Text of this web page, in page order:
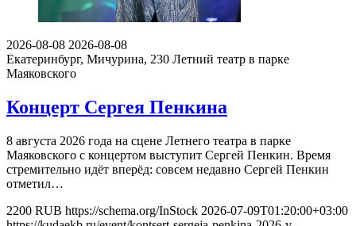
2026-08-08 2026-08-08
Екатеринбург, Мичурина, 230 Летний театр в парке
Маяковского
Концерт Сергея Пенкина
8 августа 2026 года на сцене Летнего театра в парке
Маяковского с концертом выступит Сергей Пенкин. Время
стремительно идёт вперёд: совсем недавно Сергей Пенкин
отметил…
2200 RUB https://schema.org/InStock 2026-07-09T01:20:00+03:00